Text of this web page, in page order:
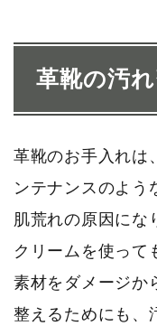
革靴の汚
革靴のお手入れは
ンテナンスのよう
肌荒れの原因にな
クリームを使って
素材をダメージか
整えるためにも、